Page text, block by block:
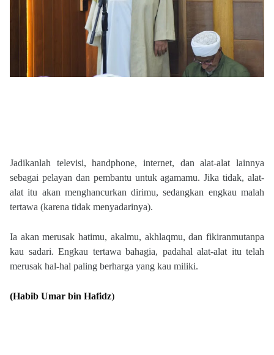
Jadikanlah televisi, handphone, internet, dan alat-alat lainnya
sebagai pelayan dan pembantu untuk agamamu. Jika tidak, alat-
alat itu akan menghancurkan dirimu, sedangkan engkau malah
tertawa (karena tidak menyadarinya).
Ia akan merusak hatimu, akalmu, akhlaqmu, dan fikiranmutanpa
kau sadari. Engkau tertawa bahagia, padahal alat-alat itu telah
merusak hal-hal paling berharga yang kau miliki.
(Habib Umar bin Hafidz)